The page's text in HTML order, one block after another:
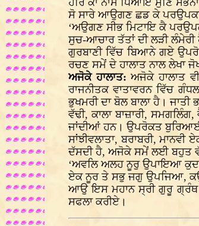
ਹਰਿ ਕਾ ਨਾਮ ਧਿਆਇ ਸੁਣਿ
ਸੋ ਸਾਰੇ ਆਉਗਣ ਛਡ ਕੇ
‘ਅਉਗਣ ਸੀਭ ਮਿਟਾਇ ਕੈ
ਸੁਚ-ਆਚਾਰ ਤੱਤਾਂ ਦੀ ਲੜੀ
ਗੁਰਬਾਣੀ ਵਿੱਚ ਬਿਆਨੇ ਗਏ
ਰਚਣ ਸਮੇਂ ਦੇ ਹਾਲਾਤ ਨਾਲ ਲੇਖਾ
ਅਜੋਕੇ ਹਾਲਾਤ: ਅਜੋਕੇ ਹਾਲਾਤ
ਰਾਜਨੀਤਕ ਵਾਤਾਵਰਨ ਵਿੱਚ
ਭੁਖਮਰੀ ਦਾ ਬੋਲ ਬਾਲਾ ਹੈ।
ਵੱਢੀ, ਕਾਲਾ ਬਾਜ਼ਾਰੀ,
ਜਾਂਦੀਆਂ ਹਨ। ਉਪਰੋਕਤ
ਸਾਂਝੀਵਲਾਤਾ, ਬਰਾਬਰੀ,
ਦੱਸਦੀ ਹੈ, ਅਜੋਕੇ ਸਮੇਂ ਲਈ ਬਹੁਤ
‘ਅਵਲਿ ਅਲਹ ਨੂਰੁ ਉਪਾਇਆ
ਏਕ ਨੂਰ ਤੇ ਸਭੁ ਜਗੁ ਉਪਜਿਆ,
ਆਉ ਇਸ ਮਹਾਨ ਸ੍ਰੀ ਗੁਰੂ ਗ੍ਰੰਥ
ਸਫਲਾ ਕਰੀਏ।